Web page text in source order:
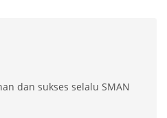
dan sukses selalu SMAN